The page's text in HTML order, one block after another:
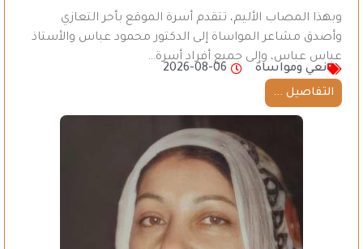
وبهذا المصاب الأليم، تتقدم أسرة الموقع بأحر التعازي
وأصدق مشاعر المواساة إلى الدكتور محمود عباس والأستاذ
عباس عباس، وإلى جميع أفراد أسرة…
نعي ومواساة
2026-08-06
التفاصيل ...